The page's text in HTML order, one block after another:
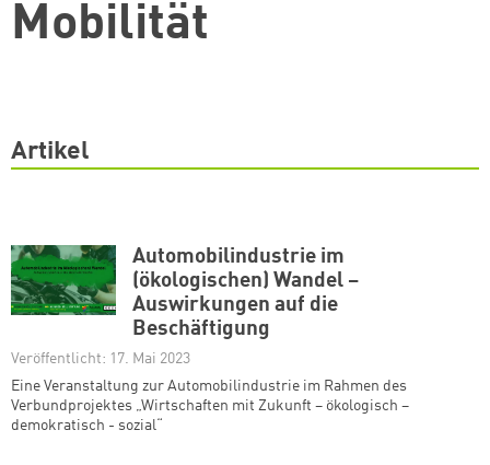
Mobilität
Artikel
Automobilindustrie im
(ökologischen) Wandel –
Auswirkungen auf die
Beschäftigung
Veröffentlicht: 17. Mai 2023
Eine Veranstaltung zur Automobilindustrie im Rahmen des
Verbundprojektes „Wirtschaften mit Zukunft – ökologisch –
demokratisch - sozial“